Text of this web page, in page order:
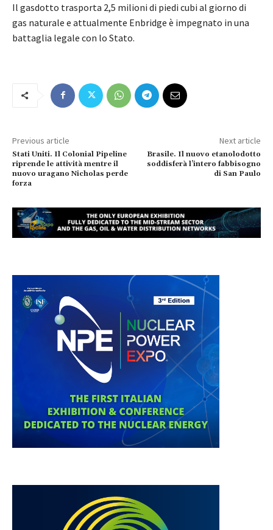
Il gasdotto trasporta 2,5 milioni di piedi cubi al giorno di
gas naturale e attualmente Enbridge è impegnato in una
battaglia legale con lo Stato.
Previous article
Stati Uniti. Il Colonial Pipeline
riprende le attività mentre il
nuovo uragano Nicholas perde
forza
Next article
Brasile. Il nuovo etanolodotto
soddisferà l’intero fabbisogno
di San Paulo